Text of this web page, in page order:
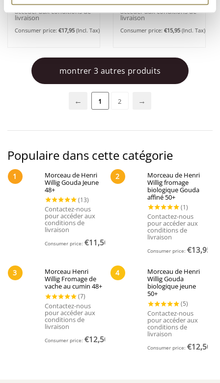
Contactez-nous pour
accéder aux conditions de
livraison
Consumer price:€17,95 (Incl. Tax)
Contactez-nous pour
accéder aux conditions de
livraison
Consumer price:€15,95 (Incl. Tax)
montrer 3 autres produits
1 2
Populaire dans cette catégorie
1
Morceau de Henri
Willig Gouda Jeune
48+
Contactez-nous
pour accéder aux
conditions de
livraison
Consumer price: €11,50
2
Morceau de Henri
Willig fromage
biologique Gouda
affiné 50+
Contactez-nous
pour accéder aux
conditions de
livraison
Consumer price: €13,95
3
Morceau Henri
Willig Fromage de
vache au cumin 48+
Contactez-nous
pour accéder aux
conditions de
livraison
Consumer price: €12,50
4
Morceau de Henri
Willig Gouda
biologique jeune
50+
Contactez-nous
pour accéder aux
conditions de
livraison
Consumer price: €12,50